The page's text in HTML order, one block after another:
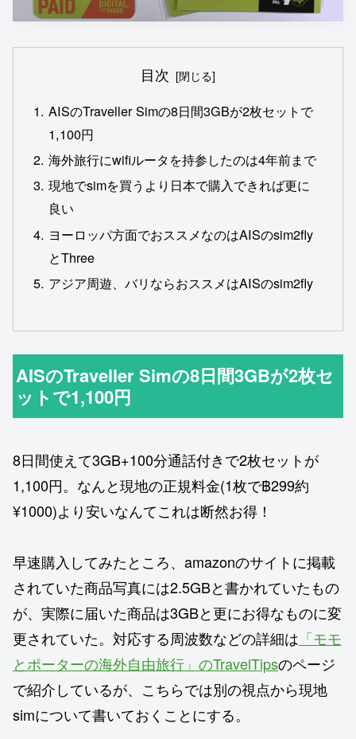
目次
AISのTraveller Simの8日間3GBが2枚セットで
1,100円
海外旅行にwifiルータを持参したのは4年前まで
現地でsimを買うより日本で購入できれば更に
良い
ヨーロッパ方面でおススメなのはAISのsim2fly
とThree
アジア周遊、バリならおススメはAISのsim2fly
AISのTraveller Simの8日間3GBが2枚セ
ットで1,100円
8日間使えて3GB+100分通話付きで2枚セットが
1,100円。なんと現地の正規料金(1枚で฿299約
¥1000)より安いなんてこれは断然お得！
早速購入してみたところ、amazonのサイトに掲載
されていた商品写真には2.5GBと書かれていたもの
が、実際に届いた商品は3GBと更にお得なものに変
更されていた。対応する周波数などの詳細は 「モモ
とポーターの海外自由旅行」のTravelTipsのページ
で紹介しているが、こちらでは別の視点から現地
simについて書いておくことにする。